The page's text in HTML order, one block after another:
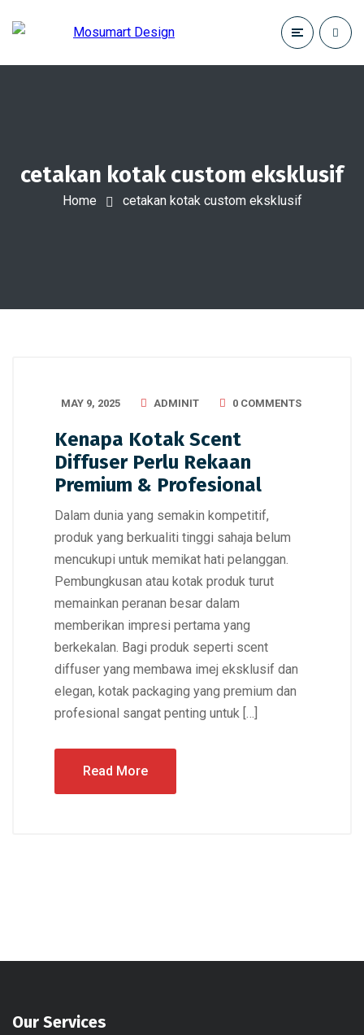
cetakan kotak custom eksklusif
Home cetakan kotak custom eksklusif
MAY 9, 2025 ADMINIT 0 COMMENTS
Kenapa Kotak Scent
Diffuser Perlu Rekaan
Premium & Profesional
Dalam dunia yang semakin kompetitif,
produk yang berkualiti tinggi sahaja belum
mencukupi untuk memikat hati pelanggan.
Pembungkusan atau kotak produk turut
memainkan peranan besar dalam
memberikan impresi pertama yang
berkekalan. Bagi produk seperti scent
diffuser yang membawa imej eksklusif dan
elegan, kotak packaging yang premium dan
profesional sangat penting untuk […]
Read More
Our Services